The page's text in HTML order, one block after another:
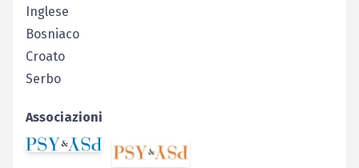
Inglese
Bosniaco
Croato
Serbo
Associazioni